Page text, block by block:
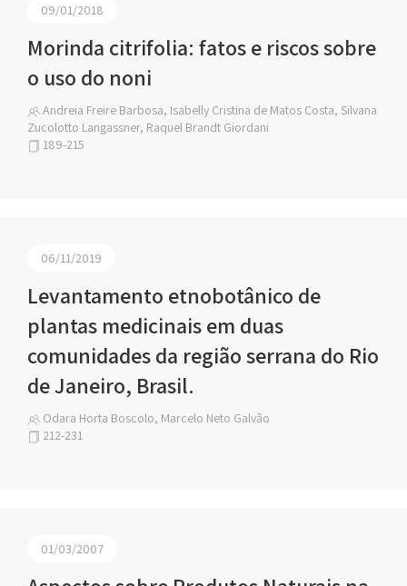
09/01/2018
Morinda citrifolia: fatos e riscos sobre
o uso do noni
Andreia Freire Barbosa, Isabelly Cristina de Matos Costa, Silvana
Zucolotto Langassner, Raquel Brandt Giordani
189-215
06/11/2019
Levantamento etnobotânico de
plantas medicinais em duas
comunidades da região serrana do Rio
de Janeiro, Brasil.
Odara Horta Boscolo, Marcelo Neto Galvão
212-231
01/03/2007